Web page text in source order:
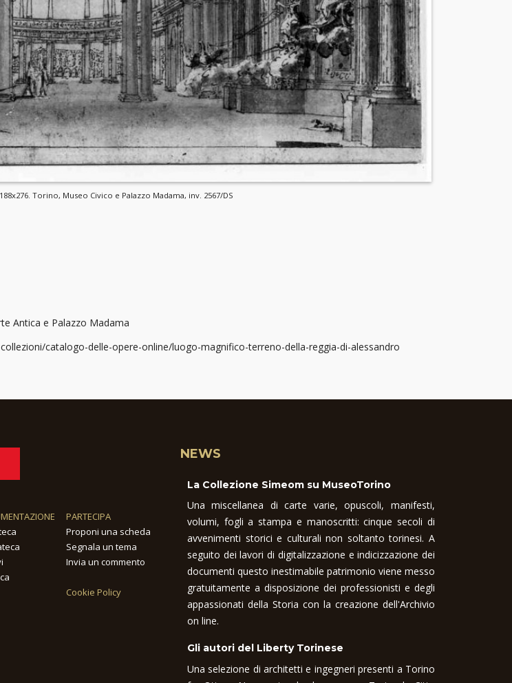
Torino, Museo Civico e Palazzo Madama, inv. 2567/DS
Antica e Palazzo Madama
catalogo-delle-opere-online/luogo-magnifico-terreno-della-reggia-di-alessandro
PARTECIPA
Proponi una scheda
Segnala un tema
Invia un commento
Cookie Policy
NEWS
La Collezione Simeom su MuseoTorino
Una miscellanea di carte varie, opuscoli, manifesti,
volumi, fogli a stampa e manoscritti: cinque secoli di
avvenimenti storici e culturali non soltanto torinesi. A
seguito dei lavori di digitalizzazione e indicizzazione dei
documenti questo inestimabile patrimonio viene messo
gratuitamente a disposizione dei professionisti e degli
appassionati della Storia con la creazione dell'Archivio
on line.
Gli autori del Liberty Torinese
Una selezione di architetti e ingegneri presenti a Torino